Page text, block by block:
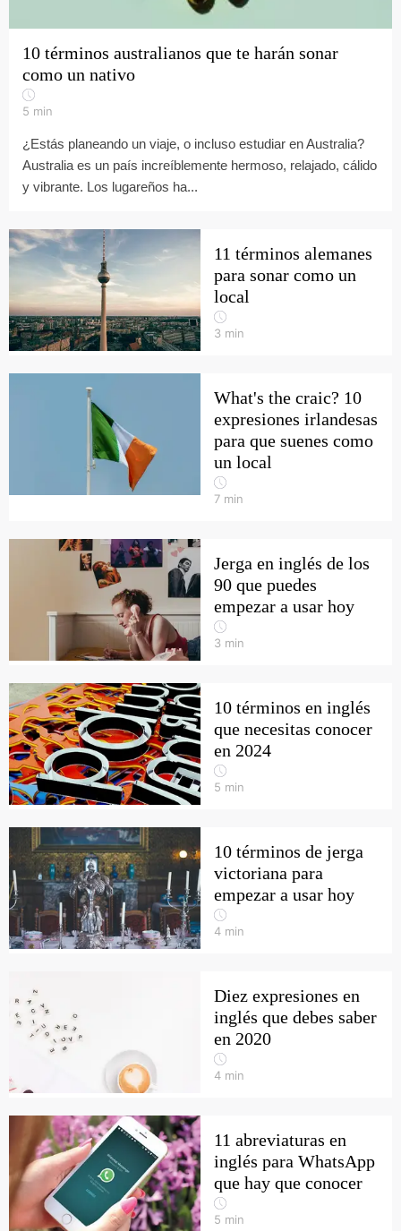
10 términos australianos que te harán sonar
como un nativo
5 min
¿Estás planeando un viaje, o incluso estudiar en Australia?
Australia es un país increíblemente hermoso, relajado, cálido
y vibrante. Los lugareños ha...
11 términos alemanes
para sonar como un
local
3 min
What's the craic? 10
expresiones irlandesas
para que suenes como
un local
7 min
Jerga en inglés de los
90 que puedes
empezar a usar hoy
3 min
10 términos en inglés
que necesitas conocer
en 2024
5 min
10 términos de jerga
victoriana para
empezar a usar hoy
4 min
Diez expresiones en
inglés que debes saber
en 2020
4 min
11 abreviaturas en
inglés para WhatsApp
que hay que conocer
5 min